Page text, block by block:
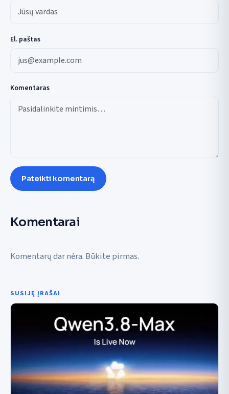
El. paštas
Komentaras
Pateikti komentarą
Komentarai
Komentarų dar nėra. Būkite pirmas.
SUSIJĘ ĮRAŠAI